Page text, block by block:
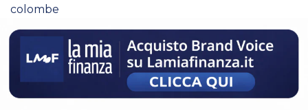
colombe